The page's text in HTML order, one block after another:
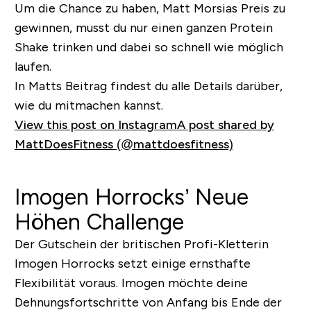
Um die Chance zu haben, Matt Morsias Preis zu
gewinnen, musst du nur einen ganzen Protein
Shake trinken und dabei so schnell wie möglich
laufen.
In Matts Beitrag findest du alle Details darüber,
wie du mitmachen kannst.
View this post on InstagramA post shared by
MattDoesFitness (@mattdoesfitness)
Imogen Horrocks’ Neue
Höhen Challenge
Der Gutschein der britischen Profi-Kletterin
Imogen Horrocks setzt einige ernsthafte
Flexibilität voraus. Imogen möchte deine
Dehnungsfortschritte von Anfang bis Ende der